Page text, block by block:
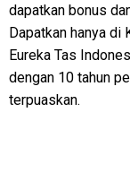
dapatkan bonus
Dapatkan hanya di
Eureka Tas
dengan 10 tahun
terpuaskan.